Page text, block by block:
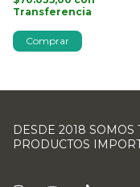
Transferencia
Comprar
DESDE 2018 SOMOS
PRODUCTOS